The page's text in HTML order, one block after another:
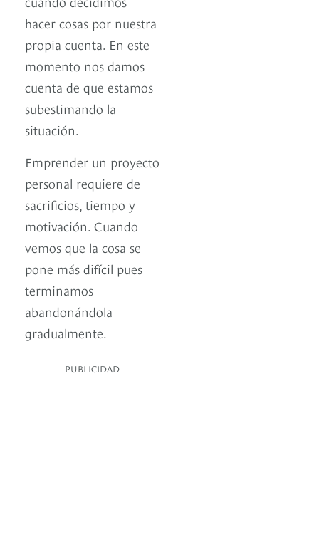
hacer cosas por nuestra
propia cuenta. En este
momento nos damos
cuenta de que estamos
subestimando la
situación.
Emprender un proyecto
personal requiere de
sacrificios, tiempo y
motivación. Cuando
vemos que la cosa se
pone más difícil pues
terminamos
abandonándola
gradualmente.
PUBLICIDAD